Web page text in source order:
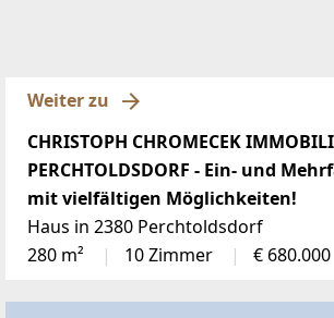
Weiter zu
CHRISTOPH CHROMECEK
PERCHTOLDSDORF - Ein- und
mit vielfältigen Möglichkeiten!
Haus in 2380 Perchtoldsdorf
280 m²
10 Zimmer € 680.000